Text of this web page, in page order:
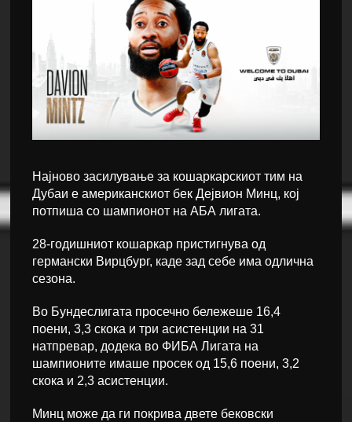
Најново засилување за кошаркарскиот тим на
Дубаи е американскиот бек Дејвион Минц, кој
потпиша со шампионот на АБА лигата.
28-годишниот кошаркар пристигнува од
германски Вирцбург, каде зад себе има одлична
сезона.
Во Бундеслигата просечно бележеше 16,4
поени, 3,3 скока и три асистенции на 31
натпревар, додека во ФИБА Лигата на
шампионите имаше просек од 15,6 поени, 3,2
скока и 2,3 асистенции.
Минц може да ги покрива двете бековски